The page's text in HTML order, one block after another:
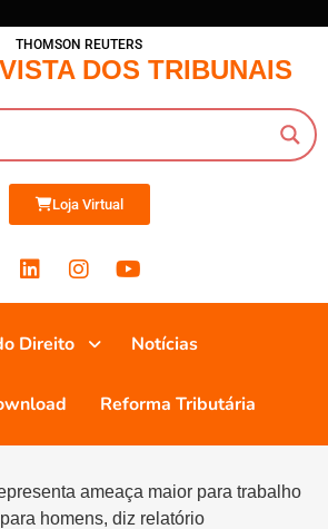
THOMSON REUTERS
DOS TRIBUNAIS
Loja Virtual
Direito Notícias
Reforma Tributária
ameaça maior para trabalho
homens, diz relatório